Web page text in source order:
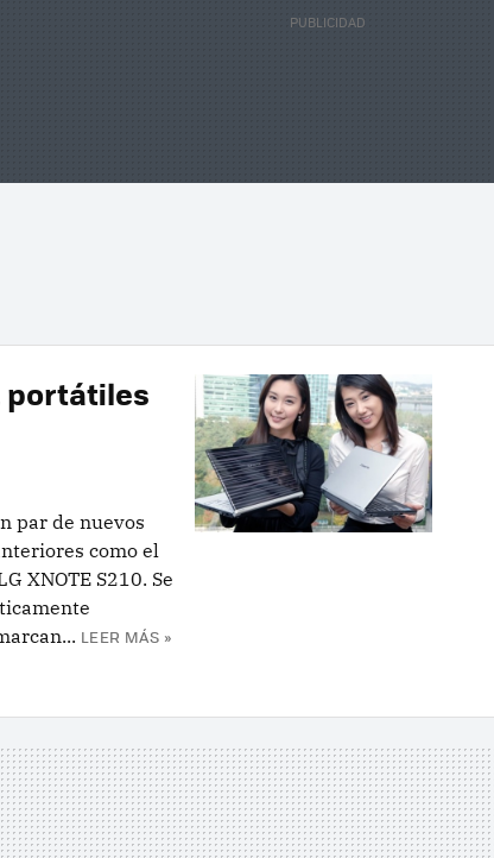
portátiles
par de nuevos
como el
XNOTE S210. Se
LEER MÁS »